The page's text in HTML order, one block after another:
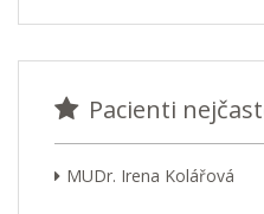
Pacienti
MUDr. Irena Kolářová